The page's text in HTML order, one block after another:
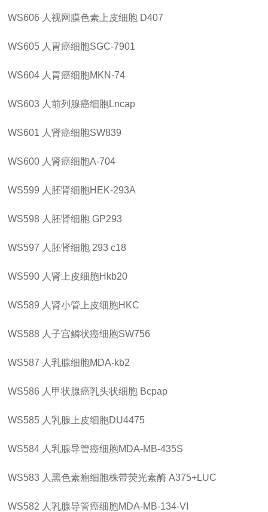
WS606 人视网膜色素上皮细胞 D407
WS605 人胃癌细胞SGC-7901
WS604 人胃癌细胞MKN-74
WS603 人前列腺癌细胞Lncap
WS601 人肾癌细胞SW839
WS600 人肾癌细胞A-704
WS599 人胚肾细胞HEK-293A
WS598 人胚肾细胞 GP293
WS597 人胚肾细胞 293 c18
WS590 人肾上皮细胞Hkb20
WS589 人肾小管上皮细胞HKC
WS588 人子宫鳞状癌细胞SW756
WS587 人乳腺细胞MDA-kb2
WS586 人甲状腺癌乳头状细胞 Bcpap
WS585 人乳腺上皮细胞DU4475
WS584 人乳腺导管癌细胞MDA-MB-435S
WS583 人黑色素瘤细胞株带荧光素酶 A375+LUC
WS582 人乳腺导管癌细胞MDA-MB-134-VI